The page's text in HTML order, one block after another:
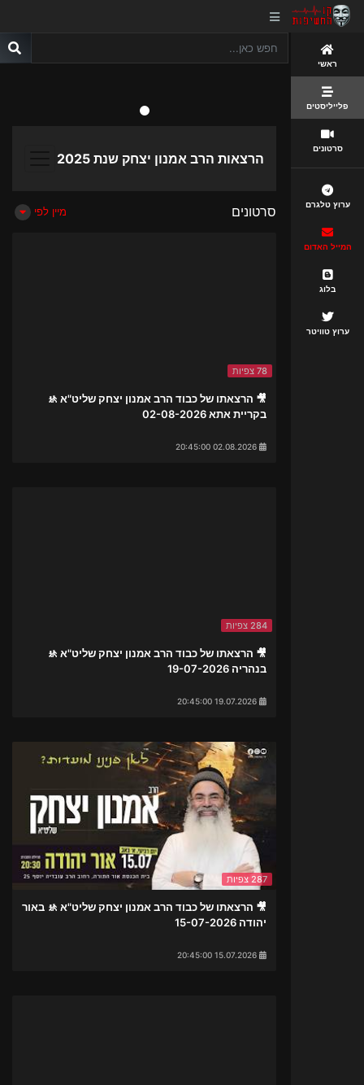
ראשי
פלייליסטים
סרטונים
ערוץ טלגרם
המייל האדום
בלוג
ערוץ טוויטר
הרצאות הרב אמנון יצחק שנת 2025
מיין לפי סרטונים
78 צפיות
🎥 הרצאתו של כבוד הרב אמנון יצחק שליט"א 🚸
בקריית אתא 02-08-2026
284 צפיות
🎥 הרצאתו של כבוד הרב אמנון יצחק שליט"א 🚸
בנהריה 19-07-2026
287 צפיות
🎥 הרצאתו של כבוד הרב אמנון יצחק שליט"א 🚸 באור
יהודה 15-07-2026